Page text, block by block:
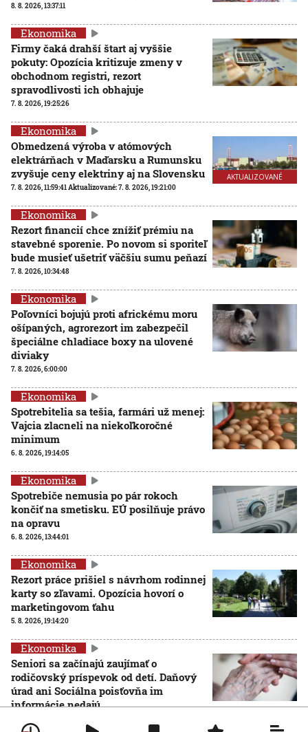
8. 8. 2026, 13:37:11
Ekonomika
Firmy čaká drahší štart aj vyššie
pokuty: Opozícia kritizuje zmeny v
obchodnom registri, rezort
spravodlivosti ich obhajuje
7. 8. 2026, 19:25:26
AKTUALIZOVANÉ
Ekonomika
Obmedzená výroba v atómových
elektrárňach v Maďarsku a Rumunsku
zvyšuje ceny elektriny aj na Slovensku
7. 8. 2026, 11:59:41Aktualizované:7. 8. 2026, 19:21:00
Ekonomika
Rezort financií chce znížiť prémiu na
stavebné sporenie. Po novom si sporiteľ
bude musieť ušetriť väčšiu sumu peňazí
7. 8. 2026, 10:34:48
Ekonomika
Poľovníci bojujú proti africkému moru
ošípaných, agrorezort im zabezpečil
špeciálne chladiace boxy na ulovené
diviaky
7. 8. 2026, 6:00:00
Ekonomika
Spotrebitelia sa tešia, farmári už menej:
Vajcia zlacneli na niekoľkoročné
minimum
6. 8. 2026, 19:14:05
Ekonomika
Spotrebiče nemusia po pár rokoch
končiť na smetisku. EÚ posilňuje právo
na opravu
6. 8. 2026, 13:44:01
Ekonomika
Rezort práce prišiel s návrhom rodinnej
karty so zľavami. Opozícia hovorí o
marketingovom ťahu
5. 8. 2026, 19:14:20
Ekonomika
Seniori sa začínajú zaujímať o
rodičovský príspevok od detí. Daňový
úrad ani Sociálna poisťovňa im
informácie nedajú